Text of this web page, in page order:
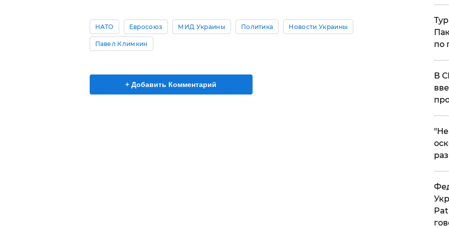
НАТО Евросоюз МИД Украины Политика Новости Украины
Павел Климкин
+ Добавить Комментарий
по
В